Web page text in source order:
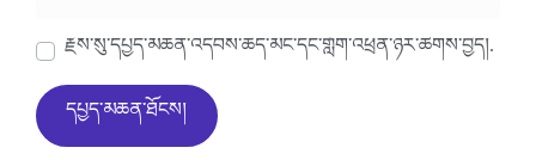
རྗེས་སུ་དཔྱད་མཆན་འདེབས་ཆེད་མིང་དང་གློག་འཕྲིན་ཉར་ཚགས་བྱེད།.